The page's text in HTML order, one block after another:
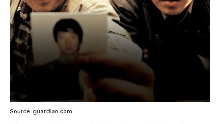
Source: guardian.com